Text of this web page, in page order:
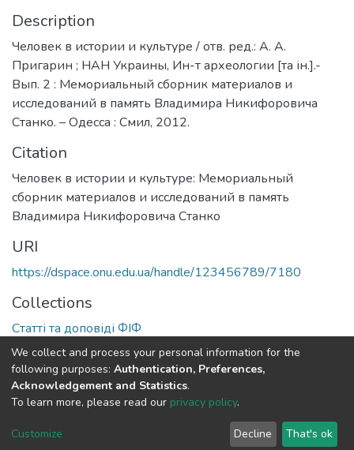
Description
Человек в истории и культуре / отв. ред.: А. А.
Пригарин ; НАН Украины, Ин-т археологии [та ін.].-
Вып. 2 : Мемориальный сборник материалов и
исследований в память Владимира Никифоровича
Станко. – Одесса : Смил, 2012.
Citation
Человек в истории и культуре: Мемориальный
сборник материалов и исследований в память
Владимира Никифоровича Станко
URI
https://dspace.onu.edu.ua/handle/123456789/7180
Collections
Статті та доповіді ФІФ
Full item page
DSpace software copyright © 2009-2026
Cookie
End User
Agreement
Send
Feedback
We collect and process your personal information for the
following purposes: Authentication, Preferences,
Acknowledgement and Statistics.
To learn more, please read our privacy policy.
Customize Decline That's ok